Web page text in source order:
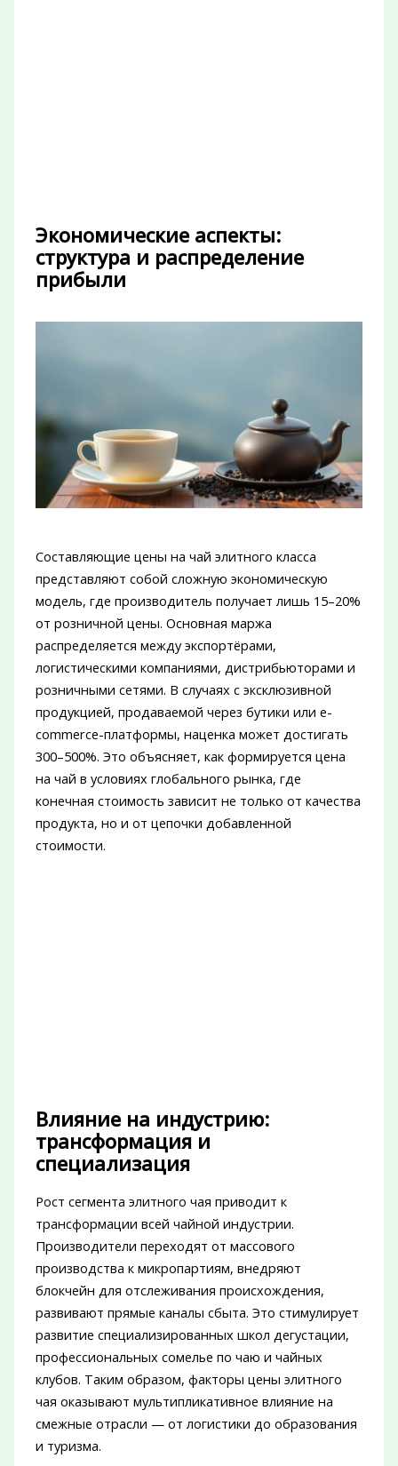
Экономические аспекты:
структура и распределение
прибыли
Составляющие цены на чай элитного класса
представляют собой сложную экономическую
модель, где производитель получает лишь 15–20%
от розничной цены. Основная маржа
распределяется между экспортёрами,
логистическими компаниями, дистрибьюторами и
розничными сетями. В случаях с эксклюзивной
продукцией, продаваемой через бутики или e-
commerce-платформы, наценка может достигать
300–500%. Это объясняет, как формируется цена
на чай в условиях глобального рынка, где
конечная стоимость зависит не только от качества
продукта, но и от цепочки добавленной
стоимости.
Влияние на индустрию:
трансформация и
специализация
Рост сегмента элитного чая приводит к
трансформации всей чайной индустрии.
Производители переходят от массового
производства к микропартиям, внедряют
блокчейн для отслеживания происхождения,
развивают прямые каналы сбыта. Это стимулирует
развитие специализированных школ дегустации,
профессиональных сомелье по чаю и чайных
клубов. Таким образом, факторы цены элитного
чая оказывают мультипликативное влияние на
смежные отрасли — от логистики до образования
и туризма.